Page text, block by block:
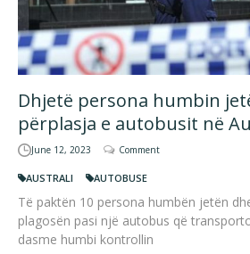
Dhjetë persona humbin
përplasja e autobusit në
June 12, 2023 Comment
AUSTRALI AUTOBUSE
Të paktën 10 persona humbën jetën
plagosën pasi një autobus që
dasme humbi kontrollin